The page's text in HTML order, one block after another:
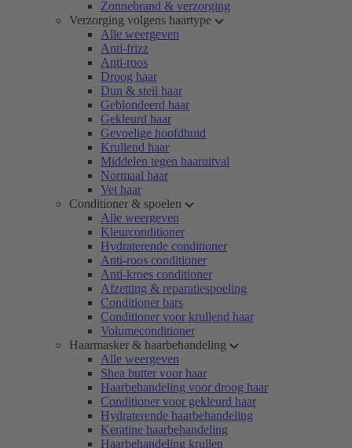
Zonnebrand & verzorging
Verzorging volgens haartype
Alle weergeven
Anti-frizz
Anti-roos
Droog haar
Dun & steil haar
Geblondeerd haar
Gekleurd haar
Gevoelige hoofdhuid
Krullend haar
Middelen tegen haaruitval
Normaal haar
Vet haar
Conditioner & spoelen
Alle weergeven
Kleurconditioner
Hydraterende conditioner
Anti-roos conditioner
Anti-kroes conditioner
Afzetting & reparatiespoeling
Conditioner bars
Conditioner voor krullend haar
Volumeconditioner
Haarmasker & haarbehandeling
Alle weergeven
Shea butter voor haar
Haarbehandeling voor droog haar
Conditioner voor gekleurd haar
Hydraterende haarbehandeling
Keratine haarbehandeling
Haarbehandeling krullen